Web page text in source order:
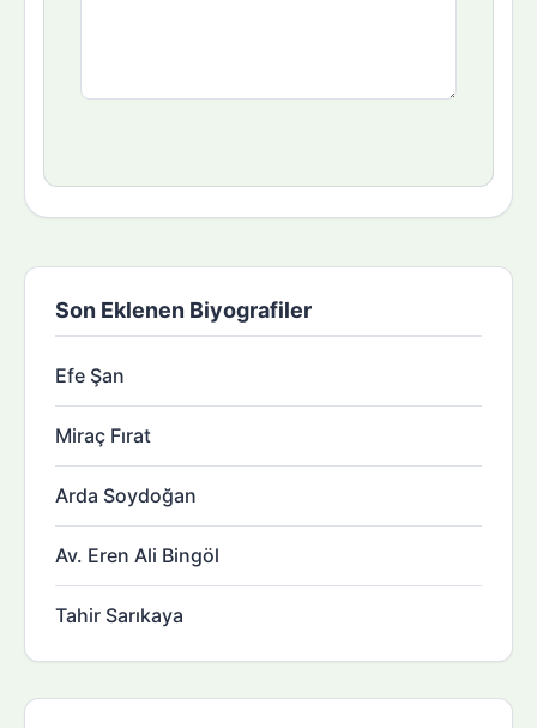
Son Eklenen Biyografiler
Efe Şan
Miraç Fırat
Arda Soydoğan
Av. Eren Ali Bingöl
Tahir Sarıkaya